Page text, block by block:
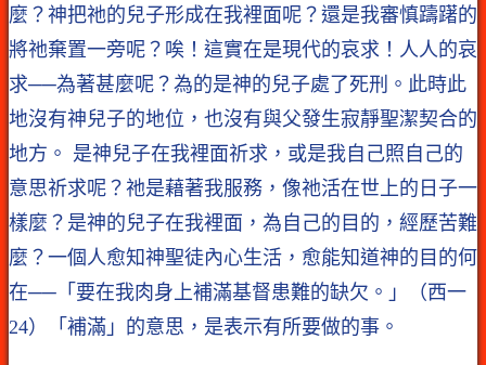
麼？神把祂的兒子形成在我裡面呢？還是我審慎躊躇的
將祂棄置一旁呢？唉！這實在是現代的哀求！人人的哀
求──為著甚麼呢？為的是神的兒子處了死刑。此時此
地沒有神兒子的地位，也沒有與父發生寂靜聖潔契合的
地方。 是神兒子在我裡面祈求，或是我自己照自己的
意思祈求呢？祂是藉著我服務，像祂活在世上的日子一
樣麼？是神的兒子在我裡面，為自己的目的，經歷苦難
麼？一個人愈知神聖徒內心生活，愈能知道神的目的何
在──「要在我肉身上補滿基督患難的缺欠。」（西一
24）「補滿」的意思，是表示有所要做的事。